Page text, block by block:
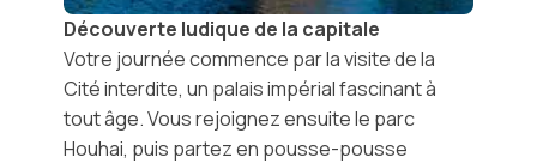
Découverte ludique de la capitale
Votre journée commence par la visite de la
Cité interdite, un palais impérial fascinant à
tout âge. Vous rejoignez ensuite le parc
Houhai, puis partez en pousse-pousse